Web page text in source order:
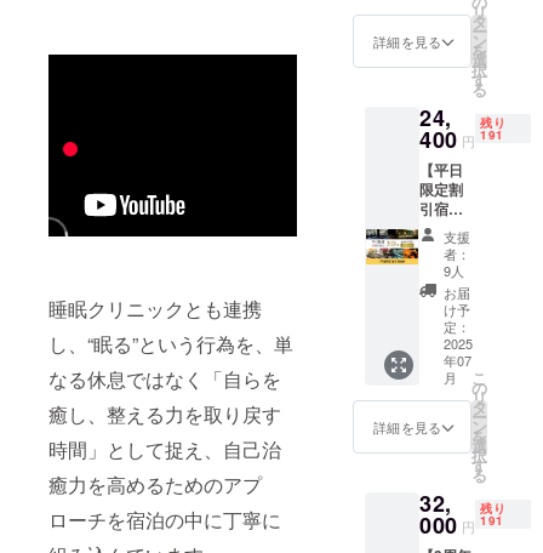
睡眠クリニックとも連携
し、“眠る”という行為を、単
なる休息ではなく「自らを
癒し、整える力を取り戻す
時間」として捉え、自己治
癒力を高めるためのアプ
ローチを宿泊の中に丁寧に
「眠り」や
「癒し」を
テーマに、
そっと寄り
添えるよう
な存在とし
て、「御宿
コトブキ」
を運営して
おります。
方法は
メール
だきま
す。 ※
こちら
の権利
の有効
期限は
2025年
8月から
1年間で
す。
ものを
置き換
レが新
しい
プーを
作りま
した。
シャン
プーを
変える
だけ
で、自
然な髪
のボ
リュー
ムアッ
プを実
現。ハ
りと出
し、髪
による
す。 湯
村温泉
郷 御宿
と館内
にあな
たのお
名前を
個人ス
ポン
サーと
して掲
載いた
しま
す。 あ
なたの
お名前
をHPと
館内で
PRでき
ます。
加も可
能で
詳細を見る
リ
タ
ー
ン
を
選
択
す
る
24,
400 円
残り
191
【平日
限定割
引宿泊
券】
200名限
定で湯
村温泉
郷の
「御宿
コトブ
キ」に
平日限
定の割
引価格
で宿泊
す。 通
常
30,500
支援
者：
9人
お届
け予
定：
2025
年07
月
詳細を見る
こ
の
リ
タ
ー
ン
を
選
択
す
る
32,
000 円
残り
191